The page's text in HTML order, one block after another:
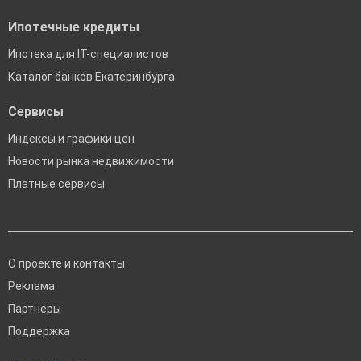
Ипотечные кредиты
Ипотека для IT-специалистов
Каталог банков Екатеринбурга
Сервисы
Индексы и графики цен
Новости рынка недвижимости
Платные сервисы
О проекте и контакты
Реклама
Партнеры
Поддержка